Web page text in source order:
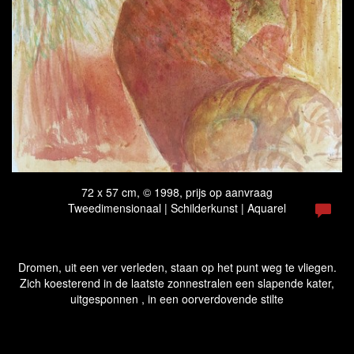
72 x 57 cm, © 1998, prijs op aanvraag
Tweedimensionaal | Schilderkunst | Aquarel
Dromen, uit een ver verleden, staan op het punt weg te vliegen.
Zich koesterend in de laatste zonnestralen een slapende kater,
uitgesponnen , in een oorverdovende stilte